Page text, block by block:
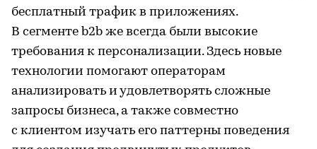
бесплатный трафик в приложениях.
В сегменте b2b же всегда были высокие
требования к персонализации. Здесь новые
технологии помогают операторам
анализировать и удовлетворять сложные
запросы бизнеса, а также совместно
с клиентом изучать его паттерны поведения